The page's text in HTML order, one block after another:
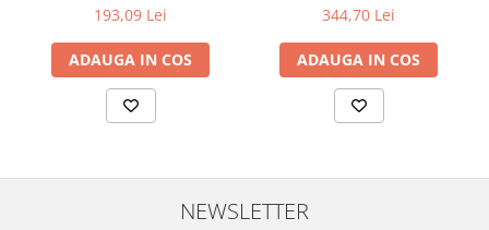
193,09 Lei
ADAUGA IN COS
344,70 Lei
ADAUGA IN COS
NEWSLETTER